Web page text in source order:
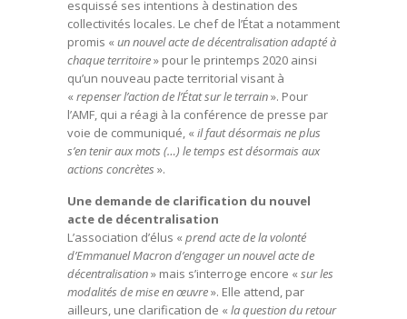
esquissé ses intentions à destination des
collectivités locales. Le chef de l’État a notamment
promis « un nouvel acte de décentralisation adapté à
chaque territoire» pour le printemps 2020 ainsi
qu’un nouveau pacte territorial visant à
« repenser l’action de l’État sur le terrain». Pour
l’AMF, qui a réagi à la conférence de presse par
voie de communiqué, « il faut désormais ne plus
s’en tenir aux mots (…) le temps est désormais aux
actions concrètes ».
Une demande de clarification du nouvel
acte de décentralisation
L’association d’élus « prend acte de la volonté
d’Emmanuel Macron d’engager un nouvel acte de
décentralisation» mais s’interroge encore « sur les
modalités de mise en œuvre». Elle attend, par
ailleurs, une clarification de « la question du retour